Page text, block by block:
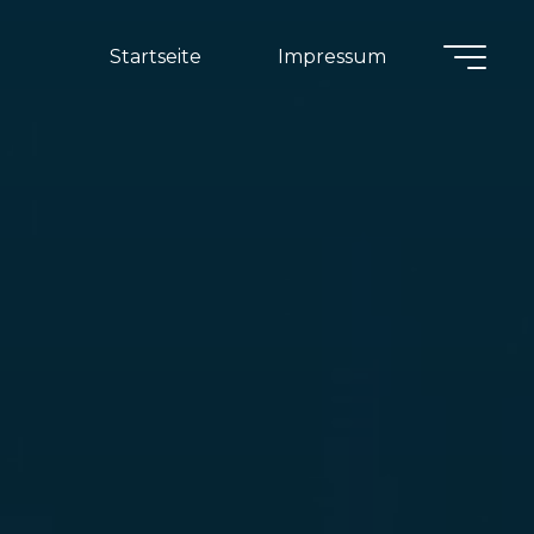
Startseite Impressum